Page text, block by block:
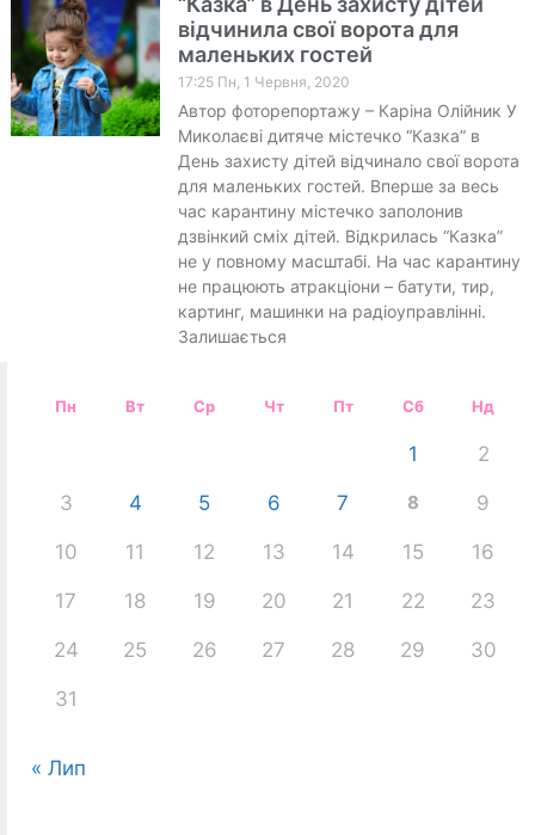
відчинила свої ворота для
маленьких гостей
17:25 Пн, 1 Червня, 2020
Автор фоторепортажу – Каріна Олійник У
Миколаєві дитяче містечко “Казка” в
День захисту дітей відчинало свої ворота
для маленьких гостей. Вперше за весь
час карантину містечко заполонив
дзвінкий сміх дітей. Відкрилась “Казка”
не у повному масштабі. На час карантину
не працюють атракціони – батути, тир,
картинг, машинки на радіоуправлінні.
Залишається
Пн Вт Ср Чт Пт Сб Нд
1 2
3 4 5 6 7 8 9
10 11 12 13 14 15 16
17 18 19 20 21 22 23
24 25 26 27 28 29 30
31
« Лип